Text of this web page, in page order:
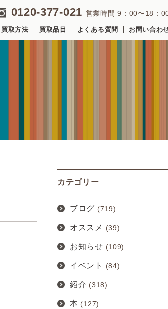
0120-377-021 営業時間 9：00〜18：
買取方法 買取品目 よくある質問 お問い合わ
カテゴリー
ブログ (719)
オススメ (39)
お知らせ (109)
イベント (84)
紹介 (318)
本 (127)